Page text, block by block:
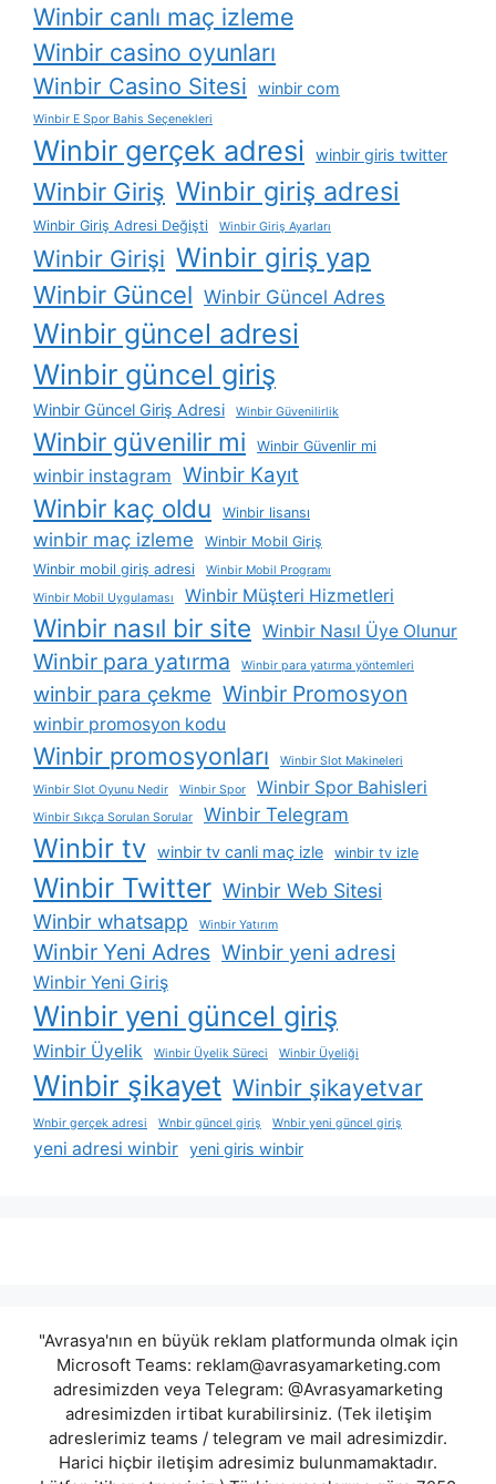
Winbir canlı maç izleme
Winbir casino oyunları
Winbir Casino Sitesi winbir com
Winbir E Spor Bahis Seçenekleri
Winbir gerçek adresi winbir giris twitter
Winbir Giriş Winbir giriş adresi
Winbir Giriş Adresi Değişti Winbir Giriş Ayarları
Winbir Girişi Winbir giriş yap
Winbir Güncel Winbir Güncel Adres
Winbir güncel adresi
Winbir güncel giriş
Winbir Güncel Giriş Adresi Winbir Güvenilirlik
Winbir güvenilir mi Winbir Güvenlir mi
winbir instagram Winbir Kayıt
Winbir kaç oldu Winbir lisansı
winbir maç izleme
Winbir Mobil Giriş
Winbir mobil giriş adresi
Winbir Mobil Programı
Winbir Mobil Uygulaması
Winbir Müşteri Hizmetleri
Winbir nasıl bir site Winbir Nasıl Üye Olunur
Winbir para yatırma Winbir para yatırma yöntemleri
winbir para çekme Winbir Promosyon
winbir promosyon kodu
Winbir promosyonları
Winbir Slot Makineleri
Winbir Slot Oyunu Nedir
Winbir Spor Winbir Spor Bahisleri
Winbir Sıkça Sorulan Sorular Winbir Telegram
Winbir tv winbir tv canli maç izle winbir tv izle
Winbir Twitter Winbir Web Sitesi
Winbir whatsapp
Winbir Yatırım
Winbir Yeni Adres Winbir yeni adresi
Winbir Yeni Giriş
Winbir yeni güncel giriş
Winbir Üyelik Winbir Üyelik Süreci Winbir Üyeliği
Winbir şikayet Winbir şikayetvar
Wnbir gerçek adresi Wnbir güncel giriş Wnbir yeni güncel giriş
yeni adresi winbir yeni giris winbir
"Avrasya'nın en büyük reklam platformunda olmak için
Microsoft Teams: reklam@avrasyamarketing.com
adresimizden veya Telegram: @Avrasyamarketing
adresimizden irtibat kurabilirsiniz. (Tek iletişim
adreslerimiz teams / telegram ve mail adresimizdir.
Harici hiçbir iletişim adresimiz bulunmamaktadır.